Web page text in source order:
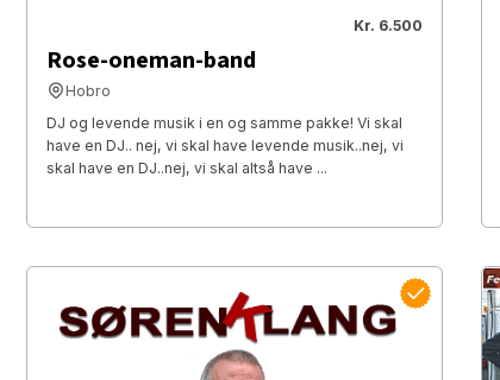
Kr. 6.500
Rose-oneman-band
Hobro
DJ og levende musik i en og samme pakke! Vi skal
have en DJ.. nej, vi skal have levende musik..nej, vi
skal have en DJ..nej, vi skal altså have ...